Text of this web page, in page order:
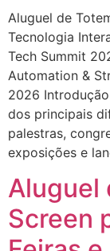
Aluguel de
Tecnologia
Tech Summit
Automation &
2026
dos principais
palestras,
exposições e
Aluguel
Screen